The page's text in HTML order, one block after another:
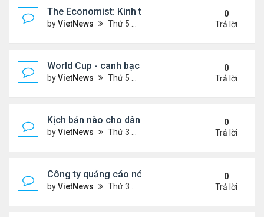
The Economist: Kinh tế thế giới suy thoái vẫn
byVietNews Thứ 5 Tháng 11 17, 2022 5:51 pm
0
Trả lời
World Cup - canh bạc 300 tỷ USD thay đổi hình
byVietNews Thứ 5 Tháng 11 17, 2022 4:48 pm
0
Trả lời
Kịch bản nào cho dân số thế giới sau mốc 8 tỷ
byVietNews Thứ 3 Tháng 11 15, 2022 5:02 pm
0
Trả lời
Công ty quảng cáo nói Twitter quá rủi ro
byVietNews Thứ 3 Tháng 11 15, 2022 4:56 pm
0
Trả lời